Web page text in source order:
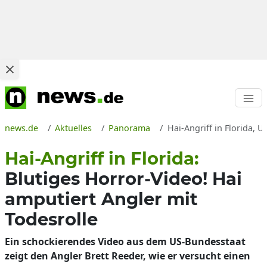
news.de Aktuelles Panorama Hai-Angriff in Florida,
Hai-Angriff in Florida:
Blutiges Horror-Video! Hai
amputiert Angler mit
Todesrolle
Ein schockierendes Video aus dem US-Bundesstaat
zeigt den Angler Brett Reeder, wie er versucht einen